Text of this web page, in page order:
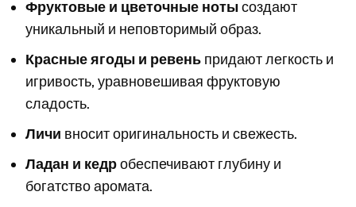
Фруктовые и цветочные нотысоздают
уникальный и неповторимый образ.
Красные ягоды и ревень придают легкость и
игривость, уравновешивая фруктовую
сладость.
Личи вносит оригинальность и свежесть.
Ладан и кедробеспечивают глубину и
богатство аромата.